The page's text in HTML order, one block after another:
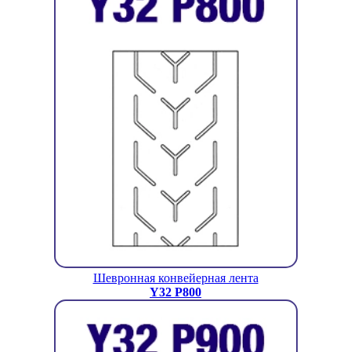
Шевронная конвейерная лента
Y32 P800